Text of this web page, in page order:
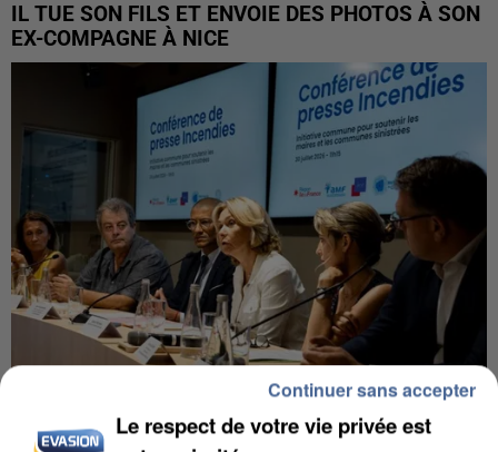
IL TUE SON FILS ET ENVOIE DES PHOTOS À SON
EX-COMPAGNE À NICE
INCENDIES : L’ÎLE-DE-FRANCE LANCE UN ÉLAN
Le respect de votre vie privée est
Continuer sans accepter